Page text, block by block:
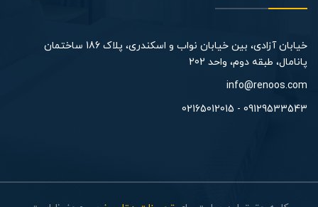
خیابان آزادی، بین خیابان نواب و اسکندری، پلاک 186 ساختمان
پانامال، طبقه دوم، واحد 202​
info@renoos.com
09129533543 - 02165012015